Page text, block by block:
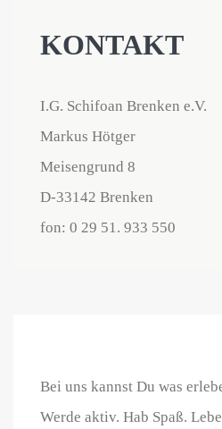
KONTAKT
I.G. Schifoan Brenken e.V.
Markus Hötger
Meisengrund 8
D-33142 Brenken
fon: 0 29 51. 933 550
Bei uns kannst Du was
Werde aktiv. Hab Spaß.